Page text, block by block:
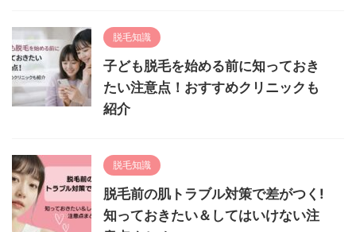
脱毛知識
子ども脱毛を始める前に知っておき
たい注意点！おすすめクリニックも
紹介
脱毛知識
脱毛前の肌トラブル対策で差がつく!
知っておきたい＆してはいけない注